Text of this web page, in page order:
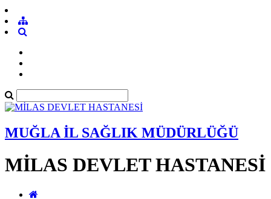
MUĞLA İL SAĞLIK MÜDÜRLÜĞÜ
MİLAS DEVLET HASTANESİ